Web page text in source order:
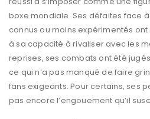
boxe mondiale. Ses défaites face
connus ou moins expérimentés
à sa capacité à rivaliser avec les
reprises, ses combats ont été
ce qui n’a pas manqué de faire
fans exigeants. Pour certains, ses
pas encore l’engouement qu’il